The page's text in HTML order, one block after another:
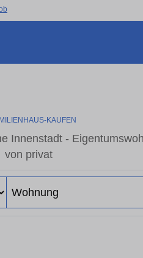
KAUFEN
Innenstadt -
von privat